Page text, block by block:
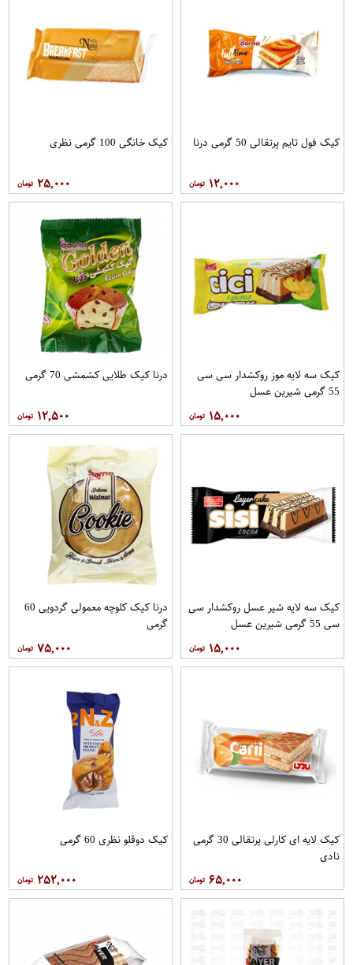
کیک فول تایم پرتقالی 50 گرمی درنا
۱۲,۰۰۰
کیک خانگی 100 گرمی نظری
۲۵,۰۰۰
کیک سه لایه موز روکشدار سی سی
55 گرمی شیرین عسل
۱۵,۰۰۰
درنا کیک طلایی کشمشی 70 گرمی
۱۲,۵۰۰
کیک سه لایه شیر عسل روکشدار سی
سی 55 گرمی شیرین عسل
۱۵,۰۰۰
درنا کیک کلوچه معمولی گردویی 60
گرمی
۷۵,۰۰۰
کیک لایه ای کارلی پرتقالی 30 گرمی
نادی
۶۵,۰۰۰
کیک دوقلو نظری 60 گرمی
۲۵۲,۰۰۰